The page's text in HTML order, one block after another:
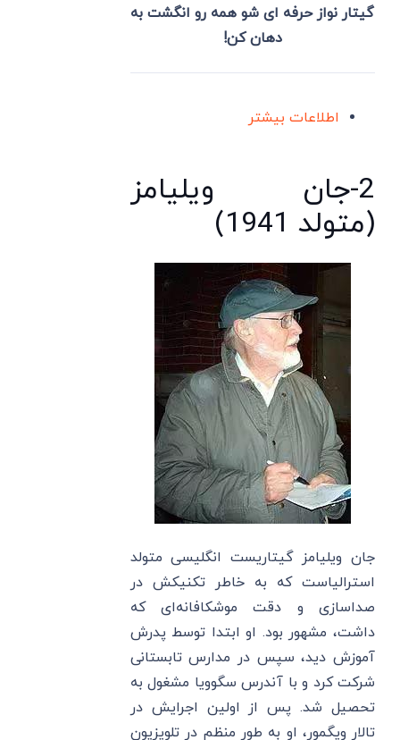
گیتار نواز حرفه ای شو همه رو انگشت به
دهان کن!
اطلاعات بیشتر
2-جان ویلیامز
(متولد 1941)
جان ویلیامز گیتاریست انگلیسی متولد
استرالیاست که به خاطر تکنیکش در
صداسازی و دقت موشکافانه‌ای که
داشت، مشهور بود. او ابتدا توسط پدرش
آموزش دید، سپس در مدارس تابستانی
شرکت کرد و با آندرس سگوویا مشغول به
تحصیل شد. پس از اولین اجرایش در
تالار ویگمور، او به طور منظم در تلویزیون